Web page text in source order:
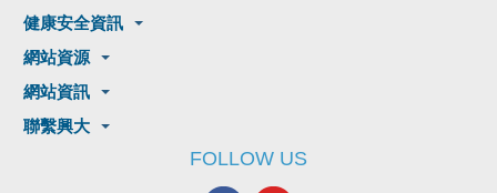
健康安全資訊
網站資源
網站資訊
聯繫興大
FOLLOW US